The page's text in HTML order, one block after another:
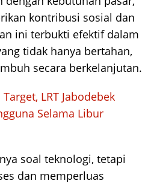
kontribusi sosial dan
ini terbukti efektif dalam
tidak hanya bertahan,
secara berkelanjutan.
LRT Jabodebek
Selama Libur
soal teknologi, tetapi
dan memperluas